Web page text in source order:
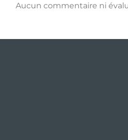
Aucun commentaire ni